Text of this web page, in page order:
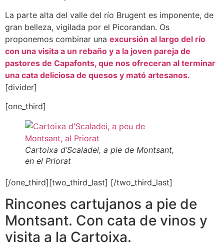
La parte alta del valle del río Brugent es imponente, de
gran belleza, vigilada por el Picorandan. Os
proponemos combinar una excursión al largo del río
con una visita a un rebaño y a la joven pareja de
pastores de Capafonts, que nos ofreceran al terminar
una cata deliciosa de quesos y mató artesanos.
[divider]
[one_third]
Cartoixa d’Scaladei, a pie de Montsant,
en el Priorat
[/one_third][two_third_last] [/two_third_last]
Rincones cartujanos a pie de
Montsant. Con cata de vinos y
visita a la Cartoixa.